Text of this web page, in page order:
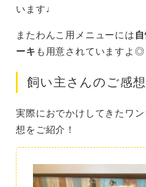
います♩
またわんこ用メニューには
ーキ も用意されていますよ◎
飼い主さんのご感想
実際におでかけしてきたワ
想をご紹介！